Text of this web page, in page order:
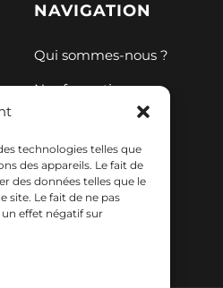
technologies telles que
des appareils. Le fait de
des données telles que le
site. Le fait de ne pas
effet négatif sur
NAVIGATION
Qui sommes-nous ?
Nos formations
Ressources
Contact